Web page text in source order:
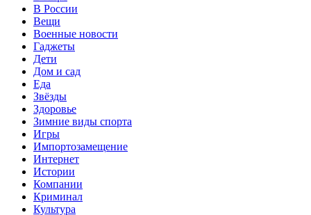
В России
Вещи
Военные новости
Гаджеты
Дети
Дом и сад
Еда
Звёзды
Здоровье
Зимние виды спорта
Игры
Импортозамещение
Интернет
Истории
Компании
Криминал
Культура